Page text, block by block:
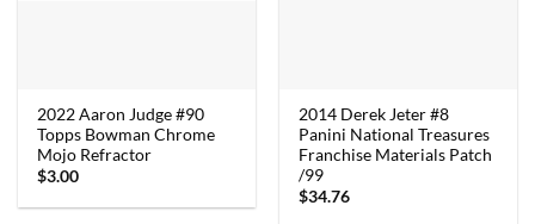
2022 Aaron Judge #90
Topps Bowman Chrome
Mojo Refractor
$3.00
2014 Derek Jeter #8
Panini National Treasures
Franchise Materials Patch
/99
$34.76